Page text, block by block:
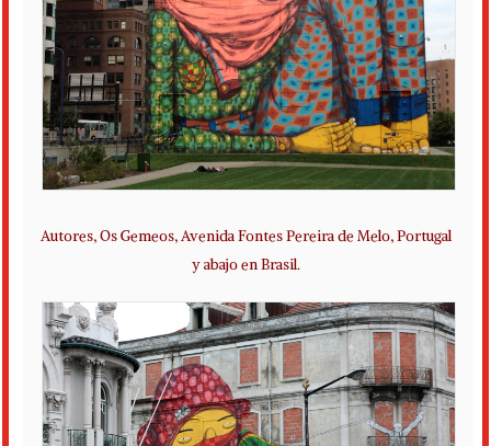
Autores, Os Gemeos, Avenida Fontes Pereira de Melo, Portugal
y abajo en Brasil.